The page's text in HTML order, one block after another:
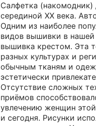
Салфетка (накомодник)
серединой ХХ века.
Одним из наиболее
видов вышивки в нашей
вышивка крестом. Эта
разных культурах и
обычным тканям и
эстетически
Отсутствие сложных
приёмов
увлечению женщин
и сегодня. Рисунки